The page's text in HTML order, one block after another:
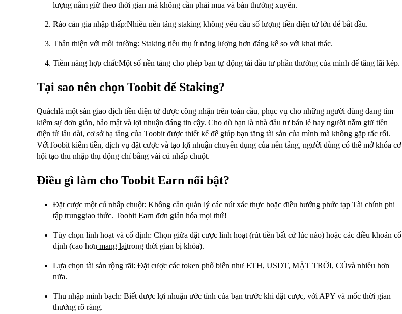
lượng nắm giữ theo thời gian mà không cần phải mua và bán thường xuyên.
Rào cản gia nhập thấp:Nhiều nền tảng staking không yêu cầu số lượng tiền điện tử lớn để bắt đầu.
Thân thiện với môi trường: Staking tiêu thụ ít năng lượng hơn đáng kể so với khai thác.
Tiềm năng hợp chất:Một số nền tảng cho phép bạn tự động tái đầu tư phần thưởng của mình để tăng lãi kép.
Tại sao nên chọn Toobit để Staking?
Quáchlà một sàn giao dịch tiền điện tử được công nhận trên toàn cầu, phục vụ cho những người dùng đang tìm
kiếm sự đơn giản, bảo mật và lợi nhuận đáng tin cậy. Cho dù bạn là nhà đầu tư bán lẻ hay người nắm giữ tiền
điện tử lâu dài, cơ sở hạ tầng của Toobit được thiết kế để giúp bạn tăng tài sản của mình mà không gặp rắc rối.
VớiToobit kiếm tiền, dịch vụ đặt cược và tạo lợi nhuận chuyên dụng của nền tảng, người dùng có thể mở khóa cơ
hội tạo thu nhập thụ động chỉ bằng vài cú nhấp chuột.
Điều gì làm cho Toobit Earn nổi bật?
Đặt cược một cú nhấp chuột: Không cần quản lý các nút xác thực hoặc điều hướng phức tạp Tài chính phi
tập trunggiao thức. Toobit Earn đơn giản hóa mọi thứ!
Tùy chọn linh hoạt và cố định: Chọn giữa đặt cược linh hoạt (rút tiền bất cứ lúc nào) hoặc các điều khoản cố
định (cao hơn mang lạitrong thời gian bị khóa).
Lựa chọn tài sản rộng rãi: Đặt cược các token phổ biến như ETH, USDT, MẶT TRỜI, CÓvà nhiều hơn
nữa.
Thu nhập minh bạch: Biết được lợi nhuận ước tính của bạn trước khi đặt cược, với APY và mốc thời gian
thưởng rõ ràng.